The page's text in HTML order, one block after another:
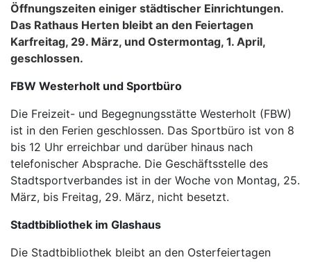
Öffnungszeiten einiger städtischer Einrichtungen.
Das Rathaus Herten bleibt an den Feiertagen
Karfreitag, 29. März, und Ostermontag, 1. April,
geschlossen.
FBW Westerholt und Sportbüro
Die Freizeit- und Begegnungsstätte Westerholt (FBW)
ist in den Ferien geschlossen. Das Sportbüro ist von 8
bis 12 Uhr erreichbar und darüber hinaus nach
telefonischer Absprache. Die Geschäftsstelle des
Stadtsportverbandes ist in der Woche von Montag, 25.
März, bis Freitag, 29. März, nicht besetzt.
Stadtbibliothek im Glashaus
Die Stadtbibliothek bleibt an den Osterfeiertagen